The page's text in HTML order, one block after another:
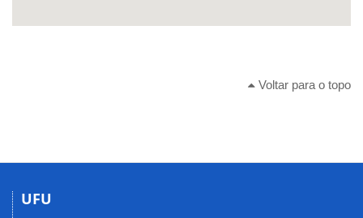
Voltar para o topo
UFU